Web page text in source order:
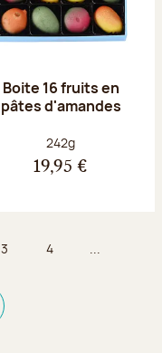
Boite 16 fruits en
pâtes d'amandes
Poids net :
242g
19,95 €
Page
3 Page
4 ...